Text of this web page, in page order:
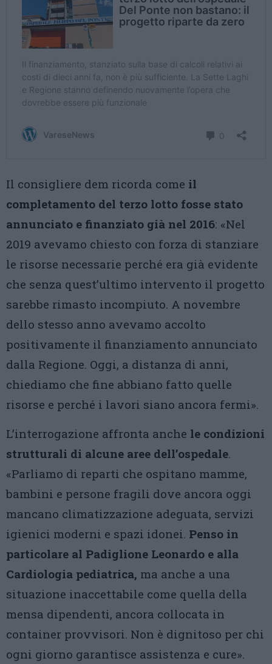
Il consigliere dem ricorda come il
completamento del terzo lotto fosse stato
annunciato e finanziato già nel 2016: «Nel
2019 avevamo chiesto con forza di stanziare
le risorse necessarie perché era già evidente
che senza quest’ultimo intervento il progetto
sarebbe rimasto incompiuto. A novembre
dello stesso anno avevamo accolto
positivamente il finanziamento annunciato
dalla Regione. Oggi, a distanza di anni,
chiediamo che fine abbiano fatto quelle
risorse e perché i lavori siano ancora fermi».
L’interrogazione affronta anche le condizioni
strutturali di alcune aree dell’ospedale.
«Parliamo di reparti che ospitano mamme,
bambini e persone fragili dove ancora oggi
mancano climatizzazione adeguata, servizi
igienici moderni e spazi idonei. Penso in
particolare al Padiglione Leonardo e alla
Cardiologia pediatrica, ma anche a una
situazione inaccettabile come quella della
mensa dipendenti, ancora collocata in
container provvisori. Non è dignitoso per chi
ogni giorno garantisce assistenza e cure».